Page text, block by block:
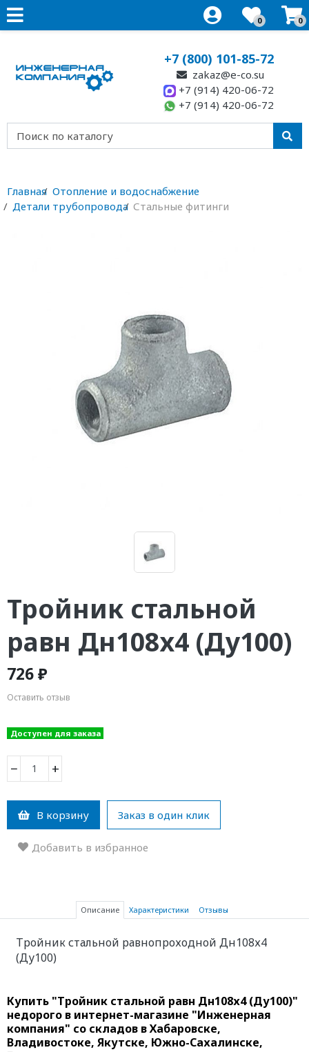
0 0
+7 (800) 101-85-72
zakaz@e-co.su
+7 (914) 420-06-72
+7 (914) 420-06-72
Главная Отопление и водоснабжение
Детали трубопровода Стальные фитинги
Тройник стальной
равн Дн108х4 (Ду100)
726 ₽
Оставить отзыв
Доступен для заказа
− +
В корзину Заказ в один клик
Добавить в избранное
Описание Характеристики Отзывы
Тройник стальной равнопроходной Дн108х4
(Ду100)
Купить "Тройник стальной равн Дн108х4 (Ду100)"
недорого в интернет-магазине "Инженерная
компания" со складов в Хабаровске,
Владивостоке, Якутске, Южно-Сахалинске,